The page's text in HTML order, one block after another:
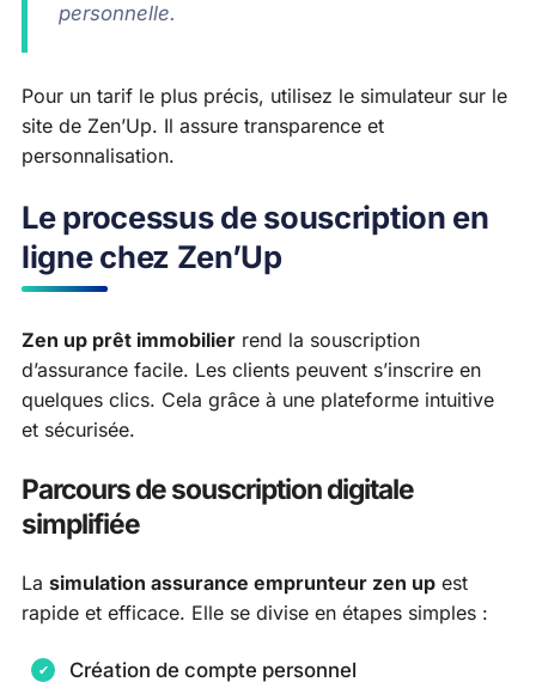
personnelle.
Pour un tarif le plus précis, utilisez le simulateur sur le
site de Zen’Up. Il assure transparence et
personnalisation.
Le processus de souscription en
ligne chez Zen’Up
Zen up prêt immobilier rend la souscription
d’assurance facile. Les clients peuvent s’inscrire en
quelques clics. Cela grâce à une plateforme intuitive
et sécurisée.
Parcours de souscription digitale
simplifiée
La simulation assurance emprunteur zen up est
rapide et efficace. Elle se divise en étapes simples :
Création de compte personnel